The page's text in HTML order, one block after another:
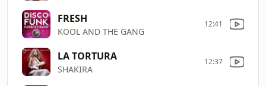
FRESH
KOOL AND THE GANG
12:41
LA TORTURA
SHAKIRA
12:37